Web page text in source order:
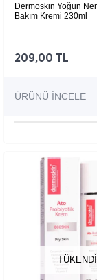
Dermoskin Yoğun
Bakım Kremi 230ml
209,00 TL
ÜRÜNÜ İNCELE
TÜKENDI